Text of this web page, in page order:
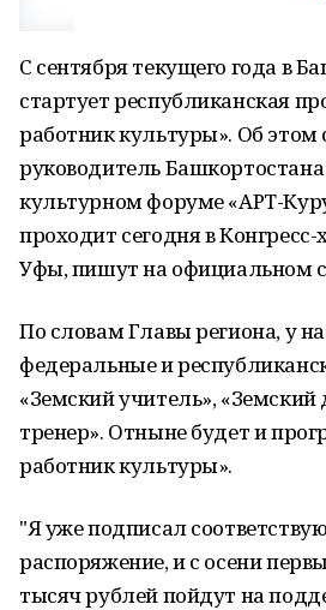
С сентября текущего года в
стартует республиканская
работник культуры». Об
руководитель
культурном форуме «АРТ-
проходит сегодня в Конгресс-
Уфы, пишут на официальном
По словам Главы региона, у
федеральные и
«Земский учитель», «Земский
тренер». Отныне будет и
работник культуры».
"Я уже подписал
распоряжение, и с осени
тысяч рублей пойдут на